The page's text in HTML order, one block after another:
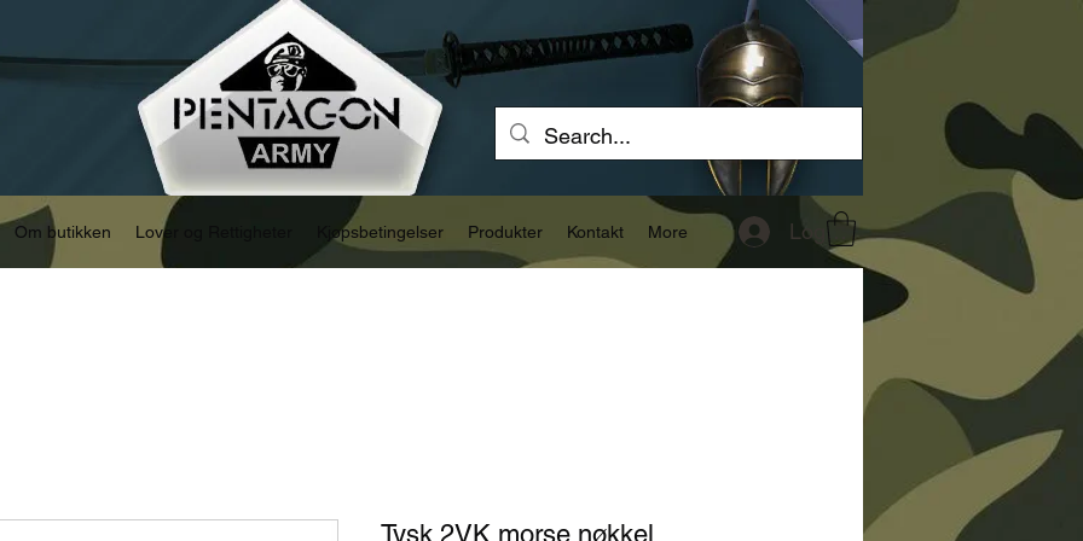
Om butikken Lover og Rettigheter Kjøpsbetingelser Produkter Kontakt More Logg inn
Tysk 2VK morse nøkkel